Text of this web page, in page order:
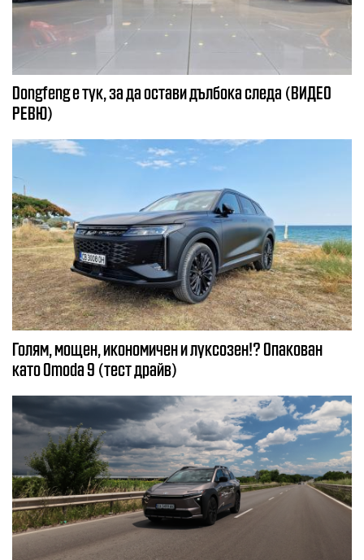
Dongfeng e тук, за да остави дълбока следа (ВИДЕО
РЕВЮ)
Голям, мощен, икономичен и луксозен!? Опакован
като Omoda 9 (тест драйв)